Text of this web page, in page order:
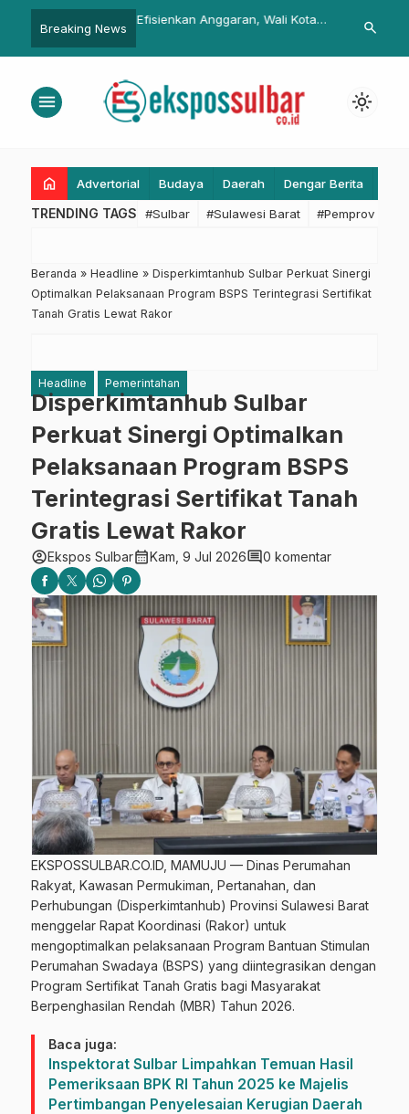
Breaking News
Solar Kepada Jokowi
Kamil
Efisienkan Anggaran, Wali Kota
Tidak Lagi Beli Mobil Dinas
Sekda
Pendapatan
search
menu light_mode
home Advertorial Budaya Daerah Dengar Berita
TRENDING TAGS #Sulbar #Sulawesi Barat #Pemprov
Beranda » Headline » Disperkimtanhub Sulbar Perkuat Sinergi
Optimalkan Pelaksanaan Program BSPS Terintegrasi Sertifikat
Tanah Gratis Lewat Rakor
Headline Pemerintahan
Disperkimtanhub Sulbar
Perkuat Sinergi Optimalkan
Pelaksanaan Program BSPS
Terintegrasi Sertifikat Tanah
Gratis Lewat Rakor
account_circleEkspos Sulbarcalendar_monthKam, 9 Jul 2026comment0 komentar
EKSPOSSULBAR.CO.ID, MAMUJU — Dinas Perumahan
Rakyat, Kawasan Permukiman, Pertanahan, dan
Perhubungan (Disperkimtanhub) Provinsi Sulawesi Barat
menggelar Rapat Koordinasi (Rakor) untuk
mengoptimalkan pelaksanaan Program Bantuan Stimulan
Perumahan Swadaya (BSPS) yang diintegrasikan dengan
Program Sertifikat Tanah Gratis bagi Masyarakat
Berpenghasilan Rendah (MBR) Tahun 2026.
Baca juga:
Inspektorat Sulbar Limpahkan Temuan Hasil
Pemeriksaan BPK RI Tahun 2025 ke Majelis
Pertimbangan Penyelesaian Kerugian Daerah